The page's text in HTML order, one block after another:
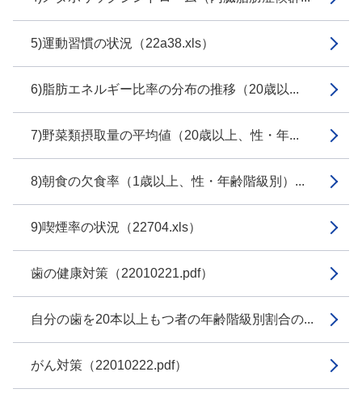
5)運動習慣の状況（22a38.xls）
6)脂肪エネルギー比率の分布の推移（20歳以...
7)野菜類摂取量の平均値（20歳以上、性・年...
8)朝食の欠食率（1歳以上、性・年齢階級別）...
9)喫煙率の状況（22704.xls）
歯の健康対策（22010221.pdf）
自分の歯を20本以上もつ者の年齢階級別割合の...
がん対策（22010222.pdf）